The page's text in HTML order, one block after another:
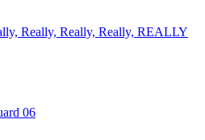
Really, Really, Really, REALLY
06